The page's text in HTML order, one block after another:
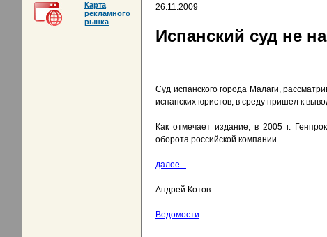
26.11.2009
Испанский суд не
Суд испанского города Малаги,
испанских юристов, в среду пришел к
Как отмечает издание, в 2005 г.
оборота российской компании.
далее...
Андрей Котов
Ведомости
Карта
рекламного
рынка